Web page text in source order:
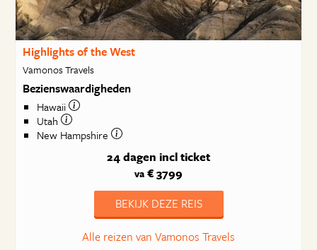
Highlights of the West
Vamonos Travels
Bezienswaardigheden
Hawaii
Utah
New Hampshire
24 dagen incl ticket
va € 3799
BEKIJK DEZE REIS
Alle reizen van Vamonos Travels